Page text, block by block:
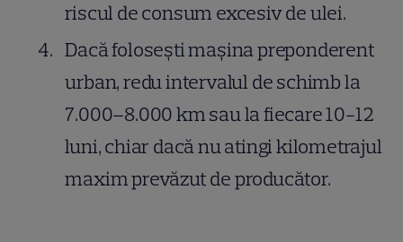
riscul de consum excesiv de ulei.
Dacă folosești mașina preponderent
urban, redu intervalul de schimb la
7.000–8.000 km sau la fiecare 10-12
luni, chiar dacă nu atingi kilometrajul
maxim prevăzut de producător.